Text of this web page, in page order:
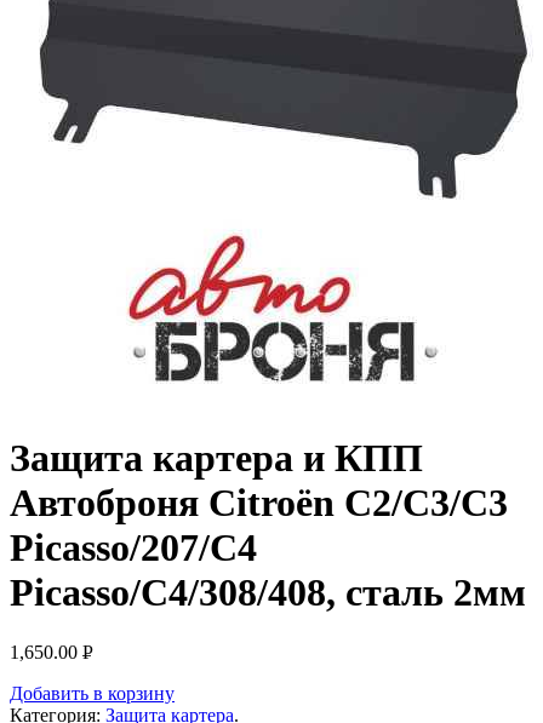
Защита картера и КПП
Автоброня Citroёn C2/C3/C3
Picasso/207/C4
Picasso/C4/308/408, сталь 2мм
1,650.00 Р
Добавить в корзину
Категория: Защита картера.